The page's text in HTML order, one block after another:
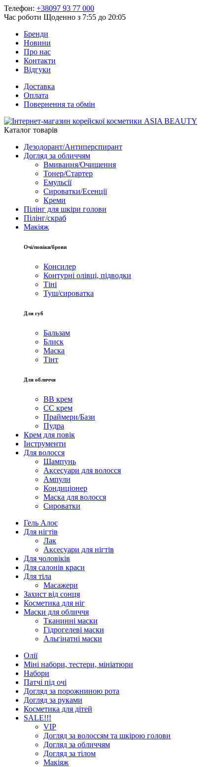
Телефон: +38097 93 77 000
Час роботи Щоденно з 7:55 до 20:05
Бренди
Новини
Про нас
Контакти
Відгуки
Доставка
Оплата
Повернення та обмін
Каталог товарів
Дезодорант/Антиперспирант
Догляд за обличчям
Вмивання/Очищення
Тонер/Стартер
Емульсії
Сироватки/Есенції
Креми
Пілінг для шкіри голови
Пілінг/скраб
Макіяж
Очі/повіки/брови
Консилер
Контурні олівці, підводки
Тіні
Туш/сироватка
Для губ
Бальзам
Блиск
Маска
Тінт
Для обличчя
BB крем
CC крем
Праймери/Бази
Пудра
Крем для повік
Інструменти
Для волосся
Шампунь
Аксесуари для волосся
Ампули
Кондиціонер
Маска для волосся
Сироватки
Гель Алоє
Для нігтів
Лак
Аксесуари для нігтів
Для чоловіків
Для салонів краси
Для тіла
Масажери
Захист від сонця
Косметика для ніг
Маски для обличчя
Тканинні маски
Гідрогелеві маски
Альгінатні маски
Олії
Міні набори, тестери, мініатюри
Набори
Патчі під очі
Догляд за порожниною рота
Догляд за руками
Косметика для дітей
SALE!!!
VIP
Догляд за волоссям та шкірою голови
Догляд за обличчям
Догляд за тілом
Макіяж